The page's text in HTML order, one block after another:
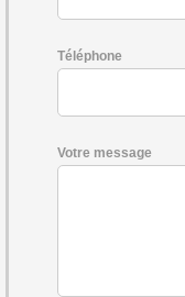
Téléphone
Votre message